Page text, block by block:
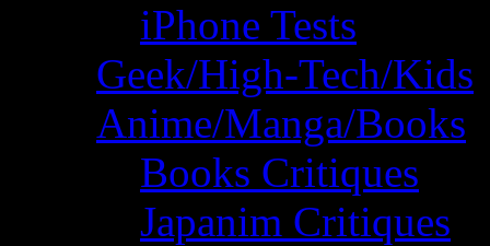
iPhone Tests
Geek/High-Tech/Kids
Anime/Manga/Books
Books Critiques
Japanim Critiques